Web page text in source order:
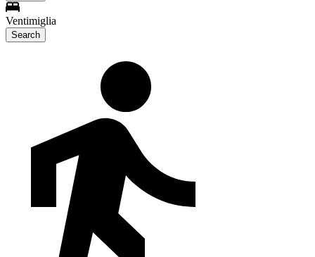
Ventimiglia
Search